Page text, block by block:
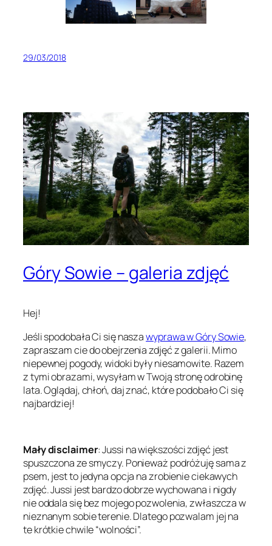
29/03/2018
Góry Sowie – galeria zdjęć
Hej!
Jeśli spodobała Ci się naszawyprawa w Góry Sowie,
zapraszam cie do obejrzenia zdjęć z galerii. Mimo
niepewnej pogody, widoki były niesamowite. Razem
z tymi obrazami, wysyłam w Twoją stronę odrobinę
lata. Oglądaj, chłoń, daj znać, które podobało Ci się
najbardziej!
Mały disclaimer: Jussi na większości zdjęć jest
spuszczona ze smyczy. Ponieważ podróżuję sama z
psem, jest to jedyna opcja na zrobienie ciekawych
zdjęć. Jussi jest bardzo dobrze wychowana i nigdy
nie oddala się bez mojego pozwolenia, zwłaszcza w
nieznanym sobie terenie. Dlatego pozwalam jej na
te krótkie chwile “wolności”.